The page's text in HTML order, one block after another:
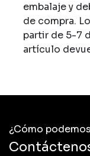
embalaje y
de compra.
partir de 5-7
artículo
¿Cómo